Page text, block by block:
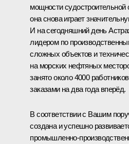
мощности судостроительной
она снова играет
И на сегодняшний день
лидером по
сложных объектов и
на морских нефтяных
занято около 4000
заказами на два года вперёд.
В соответствии с Вашим
создана и успешно
промышленно-